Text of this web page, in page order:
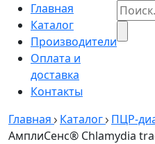
Главная
Каталог
Производители
Оплата и
доставка
Контакты
Главная Каталог ПЦР-
АмплиСенс® Chlamydia